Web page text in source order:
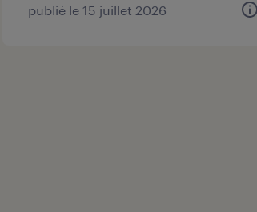
publié le 15 juillet 2026